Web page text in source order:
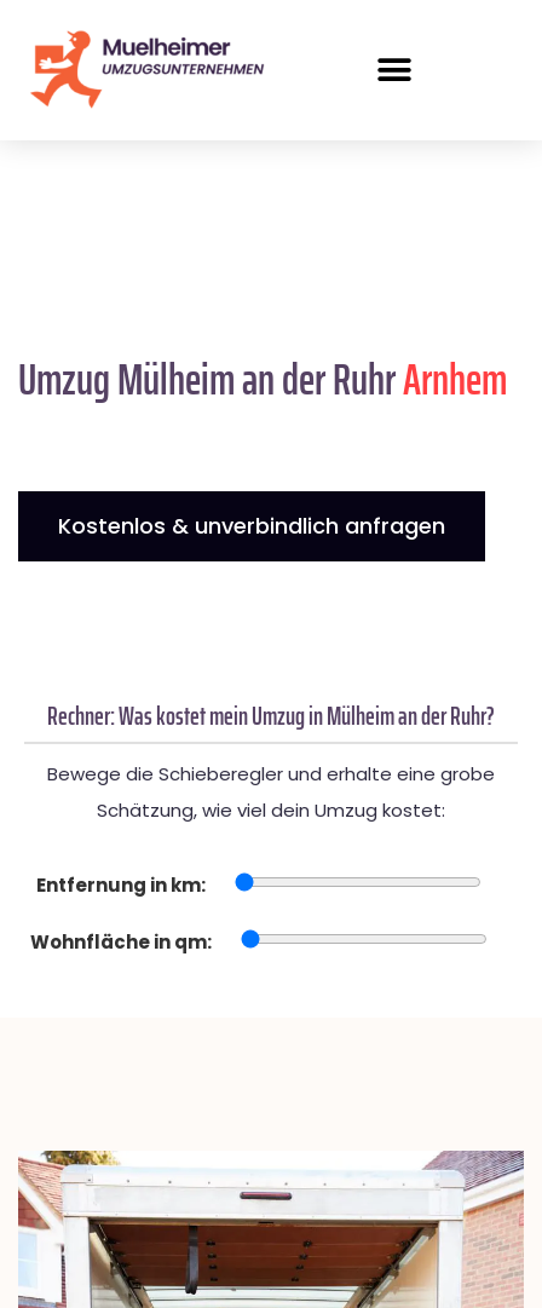
Umzug Mülheim an der RuhrArnhem
Kostenlos & unverbindlich anfragen
Rechner: Was kostet mein Umzug in Mülheim an der Ruhr?
Bewege die Schieberegler und erhalte eine grobe
Schätzung, wie viel dein Umzug kostet:
Entfernung in km:
Wohnfläche in qm: